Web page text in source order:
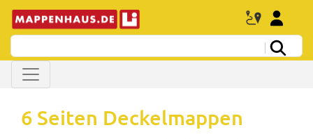
6 Seiten Deckelmappen